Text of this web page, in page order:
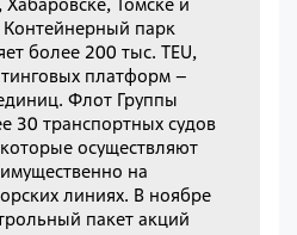
Контейнерный парк
более 200 тыс. TEU,
платформ –
Флот Группы
30 транспортных судов
осуществляют
на
линиях. В ноябре
пакет акций